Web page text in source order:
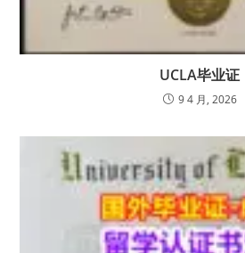
UCLA毕业证
9 4 月, 2026